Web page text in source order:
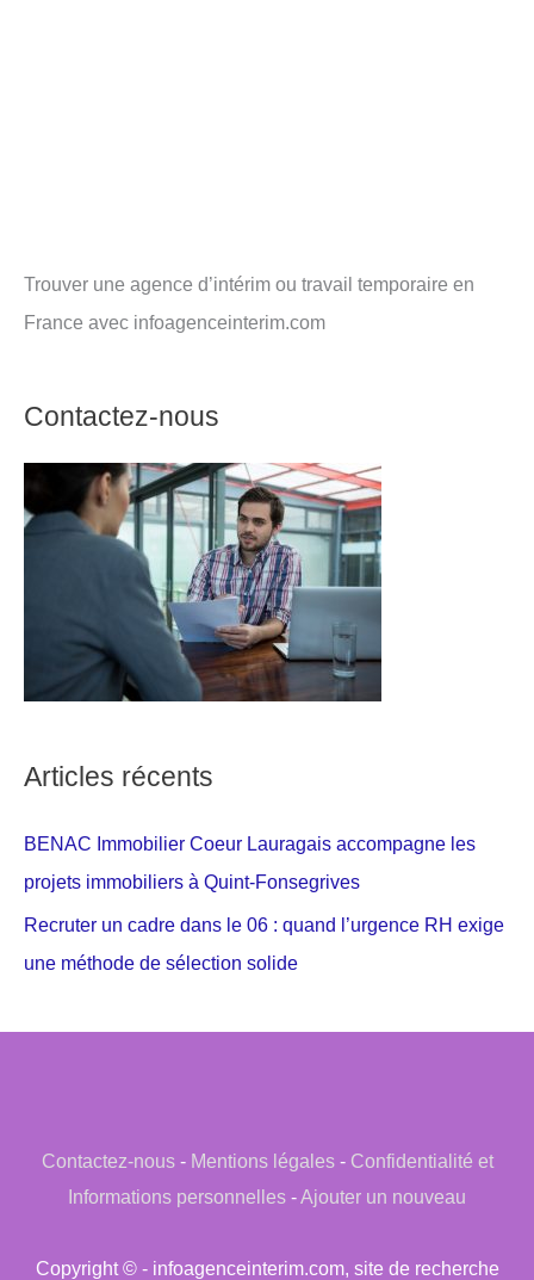
Trouver une agence d’intérim ou travail temporaire en
France avec infoagenceinterim.com
Contactez-nous
Articles récents
BENAC Immobilier Coeur Lauragais accompagne les
projets immobiliers à Quint-Fonsegrives
Recruter un cadre dans le 06 : quand l’urgence RH exige
une méthode de sélection solide
Contactez-nous- Mentions légales- Confidentialité et
Informations personnelles -Ajouter un nouveau
Copyright © - infoagenceinterim.com, site de recherche